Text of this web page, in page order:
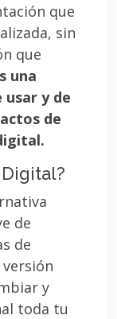
que
sin
que
una
y de
de
de
de
y
toda tu